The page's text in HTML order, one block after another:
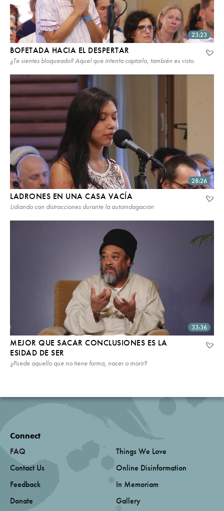
23:23
BOFETADA HACIA EL DESPERTAR
¿Te sientes bloqueado? Aquel que intenta captarlo, también es visto.
28:26
LADRONES EN UNA CASA VACÍA
Lidiando con distracciones durante la autoindagación
33:36
MEJOR QUE SACAR CONCLUSIONES ES LA
ESIDAD DE SER
¿Puede aquello que no tiene forma, nacer o morir?
Connect
FAQ
Contact Us
Feedback
Donate
Things We Love
Online Disinformation
In Memoriam
Gallery